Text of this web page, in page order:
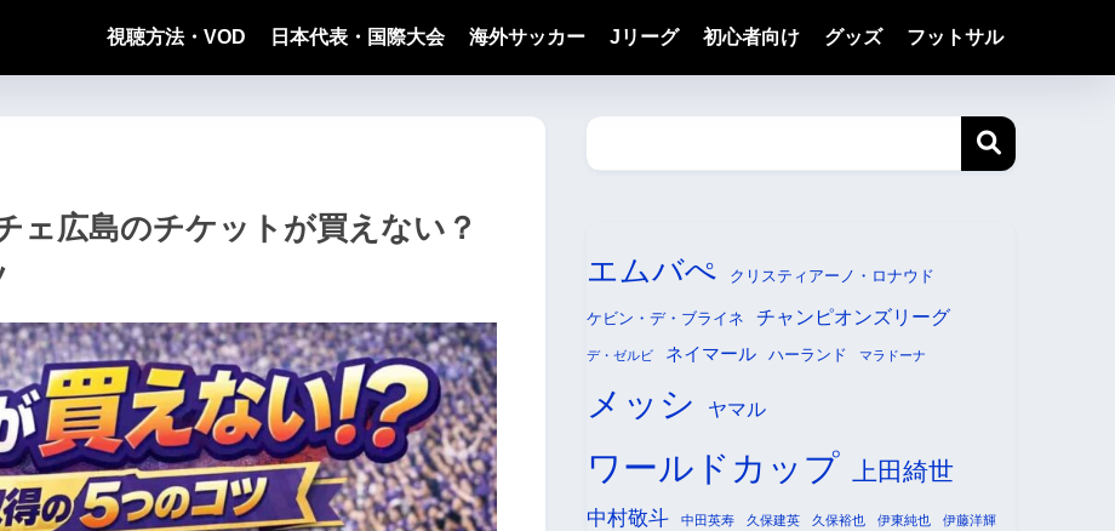
視聴方法・VOD 日本代表・国際大会 海外サッカー Jリーグ 初心者向け グッズ フットサル
ェ広島のチケットが買えない？
エムバぺ クリスティアーノ・ロナウド
ケビン・デ・ブライネ チャンピオンズリーグ
デ・ゼルビ ネイマール ハーランド マラドーナ
メッシ ヤマル
ワールドカップ 上田綺世
中村敬斗 中田英寿 久保建英 久保裕也 伊東純也 伊藤洋輝